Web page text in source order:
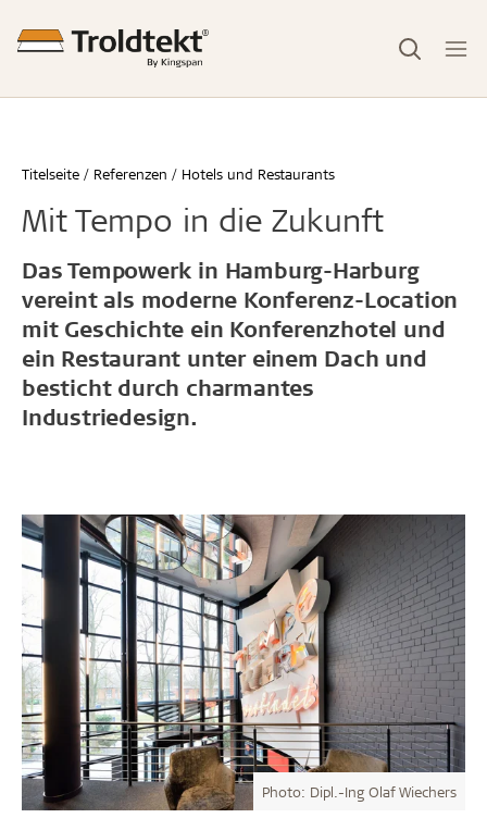
Titelseite Referenzen Hotels und Restaurants
Mit Tempo in die Zukunft
Das Tempowerk in Hamburg-Harburg
vereint als moderne Konferenz-Location
mit Geschichte ein Konferenzhotel und
ein Restaurant unter einem Dach und
besticht durch charmantes
Industriedesign.
Photo: Dipl.-Ing Olaf Wiechers